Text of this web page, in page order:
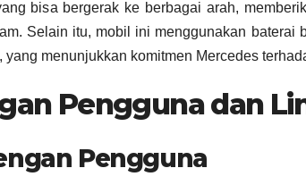
bisa bergerak ke berbagai arah,
Selain itu, mobil ini menggunakan baterai
yang menunjukkan komitmen Mercedes
Pengguna dan
Pengguna